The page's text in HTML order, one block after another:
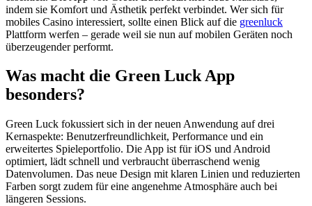
indem sie Komfort und Ästhetik perfekt verbindet. Wer sich für
mobiles Casino interessiert, sollte einen Blick auf die greenluck
Plattform werfen – gerade weil sie nun auf mobilen Geräten noch
überzeugender performt.
Was macht die Green Luck App
besonders?
Green Luck fokussiert sich in der neuen Anwendung auf drei
Kernaspekte: Benutzerfreundlichkeit, Performance und ein
erweitertes Spieleportfolio. Die App ist für iOS und Android
optimiert, lädt schnell und verbraucht überraschend wenig
Datenvolumen. Das neue Design mit klaren Linien und reduzierten
Farben sorgt zudem für eine angenehme Atmosphäre auch bei
längeren Sessions.